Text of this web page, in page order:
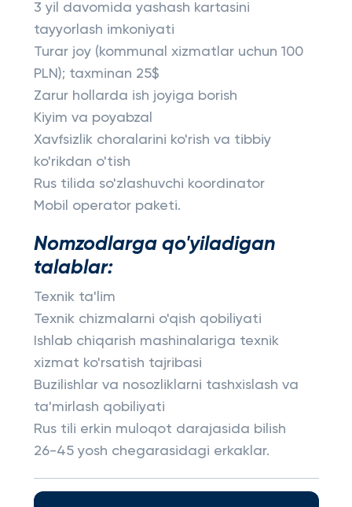
3 yil davomida yashash kartasini
tayyorlash imkoniyati
Turar joy (kommunal xizmatlar uchun 100
PLN); taxminan 25$
Zarur hollarda ish joyiga borish
Kiyim va poyabzal
Xavfsizlik choralarini ko'rish va tibbiy
ko'rikdan o'tish
Rus tilida so'zlashuvchi koordinator
Mobil operator paketi.
Nomzodlarga qo'yiladigan
talablar:
Texnik ta'lim
Texnik chizmalarni o'qish qobiliyati
Ishlab chiqarish mashinalariga texnik
xizmat ko'rsatish tajribasi
Buzilishlar va nosozliklarni tashxislash va
ta'mirlash qobiliyati
Rus tili erkin muloqot darajasida bilish
26-45 yosh chegarasidagi erkaklar.